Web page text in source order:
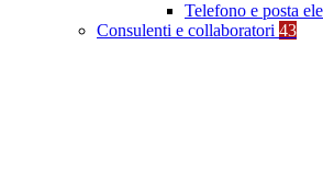
Telefono e posta
Consulenti e collaboratori 43